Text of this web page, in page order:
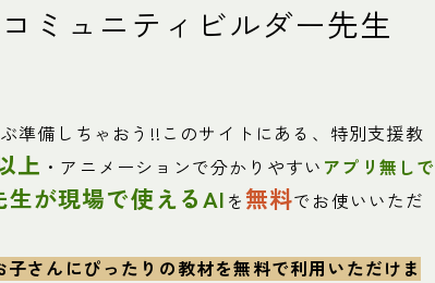
ミュニティビルダー先生
準備しちゃおう!!このサイトにある、特別支援教
上 ・アニメーションで分かりやすい アプリ無しで
生が現場で使えるAI を無料でお使いいただ
さんにぴったりの教材を無料で利用いただけま